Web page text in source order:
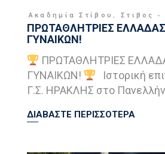
Ακαδημία Στίβου , Στιβος
ΠΡΩΤΑΘΛΗΤΡΙΕΣ
ΓΥΝΑΙΚΩΝ!
ΠΡΩΤΑΘΛΗΤΡΙΕΣ
ΓΥΝΑΙΚΩΝ!
Ιστορική
Γ.Σ. ΗΡΑΚΛΗΣ στο
ΔΙΑΒΑΣΤΕ ΠΕΡΙΣΣΟΤΕΡΑ